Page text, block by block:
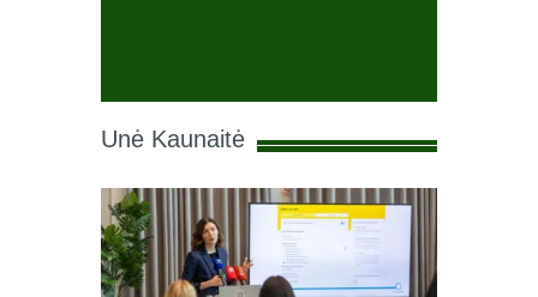
Unė Kaunaitė